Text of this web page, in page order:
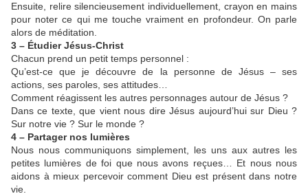
Ensuite, relire silencieusement individuellement, crayon en mains
pour noter ce qui me touche vraiment en profondeur. On parle
alors de méditation.
3 – Étudier Jésus-Christ
Chacun prend un petit temps personnel :
Qu’est-ce que je découvre de la personne de Jésus – ses
actions, ses paroles, ses attitudes…
Comment réagissent les autres personnages autour de Jésus ?
Dans ce texte, que vient nous dire Jésus aujourd’hui sur Dieu ?
Sur notre vie ? Sur le monde ?
4 – Partager nos lumières
Nous nous communiquons simplement, les uns aux autres les
petites lumières de foi que nous avons reçues… Et nous nous
aidons à mieux percevoir comment Dieu est présent dans notre
vie.